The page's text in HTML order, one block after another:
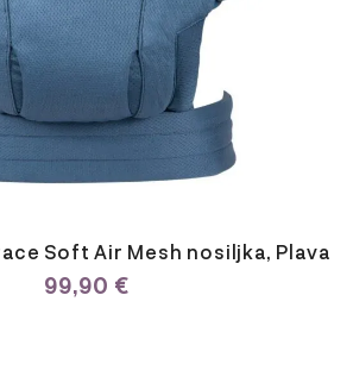
Soft Air Mesh nosiljka, Plava
99,90 €